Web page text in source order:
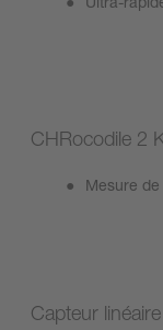
CHRocodile 2
Mesure
Capteur